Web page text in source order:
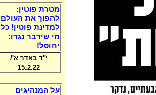
מטרת פוטין:
להפוך את העולם
למדינת פוטין! כל
מי שידבר נגדו:
יחוסל!
י"ד באדר א'/
15.2.22
על המנהיגים